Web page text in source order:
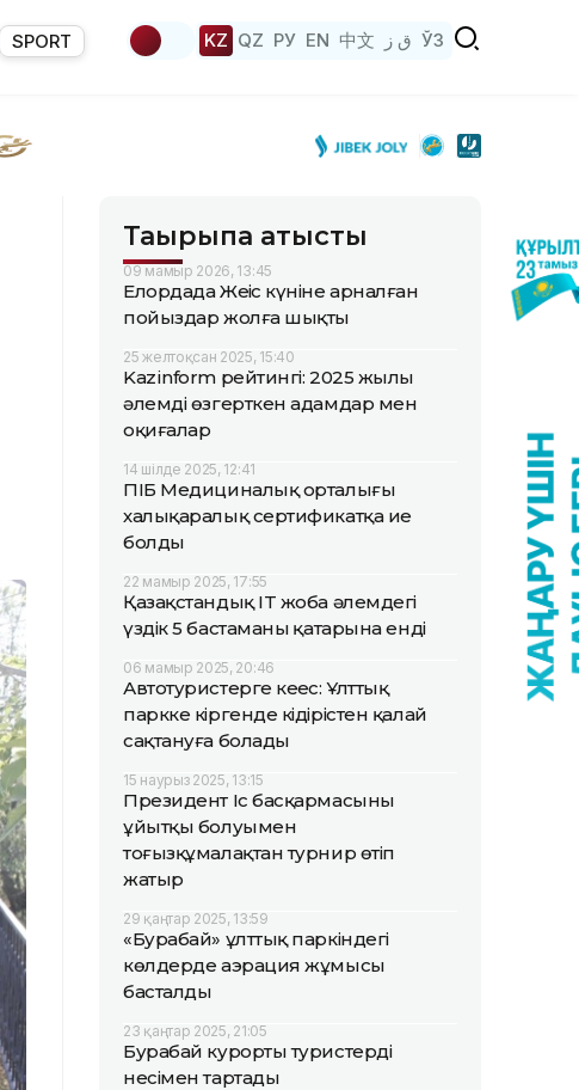
SPORT KZ QZ РУ EN 中文 ق ز ЎЗ
Тақырыпқа қатысты
09 мамыр 2026, 13:45
Елордада Жеңіс күніне арналған
пойыздар жолға шықты
25 желтоқсан 2025, 15:40
Kazinform рейтингі: 2025 жылы
әлемді өзгерткен адамдар мен
оқиғалар
14 шілде 2025, 12:41
ПІБ Медициналық орталығы
халықаралық сертификатқа ие
болды
22 мамыр 2025, 17:55
Қазақстандық IT жоба әлемдегі
үздік 5 бастаманың қатарына енді
06 мамыр 2025, 20:46
Автотуристерге кеңес: Ұлттық
паркке кіргенде кідірістен қалай
сақтануға болады
15 наурыз 2025, 13:15
Президент Іс басқармасының
ұйытқы болуымен
тоғызқұмалақтан турнир өтіп
жатыр
29 қаңтар 2025, 13:59
«Бурабай» ұлттық паркіндегі
көлдерде аэрация жұмысы
басталды
23 қаңтар 2025, 21:05
Бурабай курорты туристерді
несімен тартады